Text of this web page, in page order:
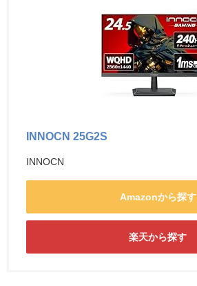
INNOCN 25G2S
INNOCN
Amazonから探す
楽天から探す